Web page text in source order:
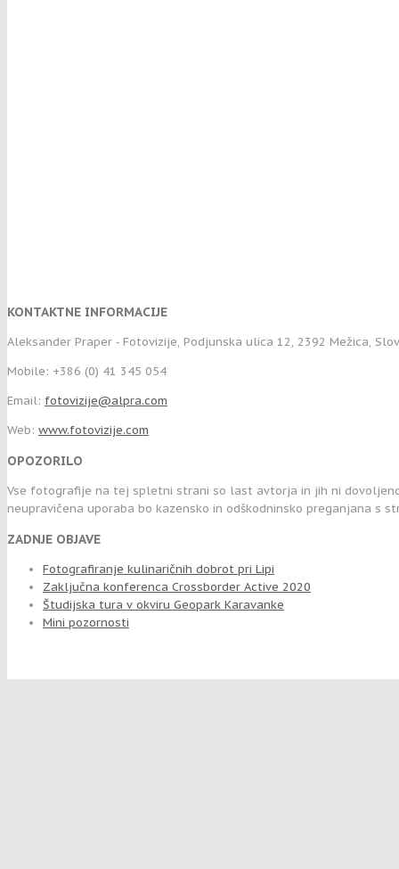
KONTAKTNE INFORMACIJE
Aleksander Praper - Fotovizije, Podjunska ulica 12, 2392 Mežica,
Mobile: +386 (0) 41 345 054
Email: fotovizije@alpra.com
Web: www.fotovizije.com
OPOZORILO
Vse fotografije na tej spletni strani so last avtorja in jih ni
neupravičena uporaba bo kazensko in odškodninsko preganjana s
ZADNJE OBJAVE
Fotografiranje kulinaričnih dobrot pri Lipi
Zaključna konferenca Crossborder Active 2020
Študijska tura v okviru Geopark Karavanke
Mini pozornosti